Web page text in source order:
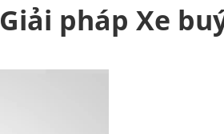
Giải pháp Xe